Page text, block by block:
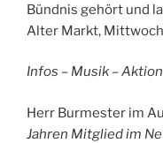
Bündnis gehört und
Alter Markt,
Infos – Musik –
Herr Burmester im
Jahren Mitglied im